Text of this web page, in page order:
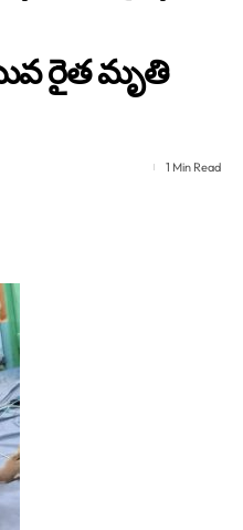
రైత మృతి
1 Min Read